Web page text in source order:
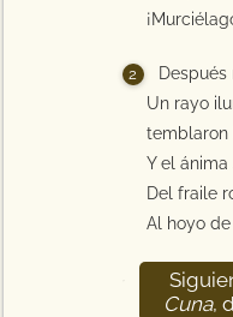
Después
Un rayo
temblaron
Y el
Del fraile
Al hoyo
Cuna,